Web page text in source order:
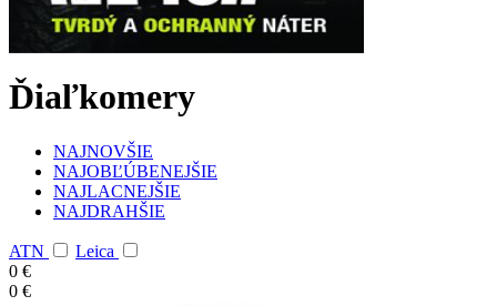
Ďiaľkomery
NAJNOVŠIE
NAJOBĽÚBENEJŠIE
NAJLACNEJŠIE
NAJDRAHŠIE
ATN
Leica
0 €
0 €